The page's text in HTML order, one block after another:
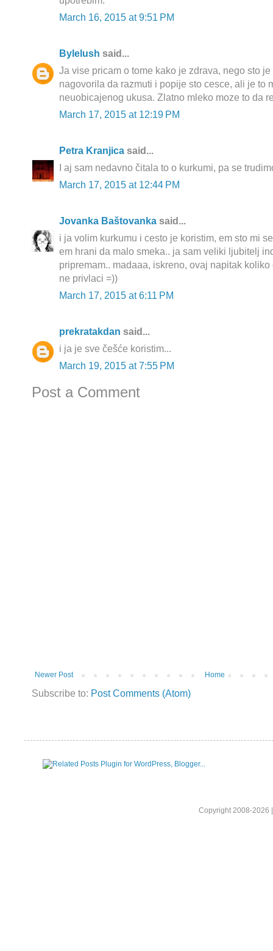
March 16, 2015 at 9:51 PM
Bylelush said...
Ja vise pricam o tome kako je zdrava, nego sto
nagovorila da razmuti i popije sto cesce, ali je to
neuobicajenog ukusa. Zlatno mleko moze to da
March 17, 2015 at 12:19 PM
Petra Kranjica said...
I aj sam nedavno čitala to o kurkumi, pa se
March 17, 2015 at 12:44 PM
Jovanka Baštovanka said...
i ja volim kurkumu i cesto je koristim, em sto mi
em hrani da malo smeka.. ja sam veliki ljubitelj
pripremam.. madaaa, iskreno, ovaj napitak
ne privlaci =))
March 17, 2015 at 6:11 PM
prekratakdan said...
i ja je sve češće koristim...
March 19, 2015 at 7:55 PM
Post a Comment
Newer Post Home
Subscribe to: Post Comments (Atom)
Copyright 2008-2026